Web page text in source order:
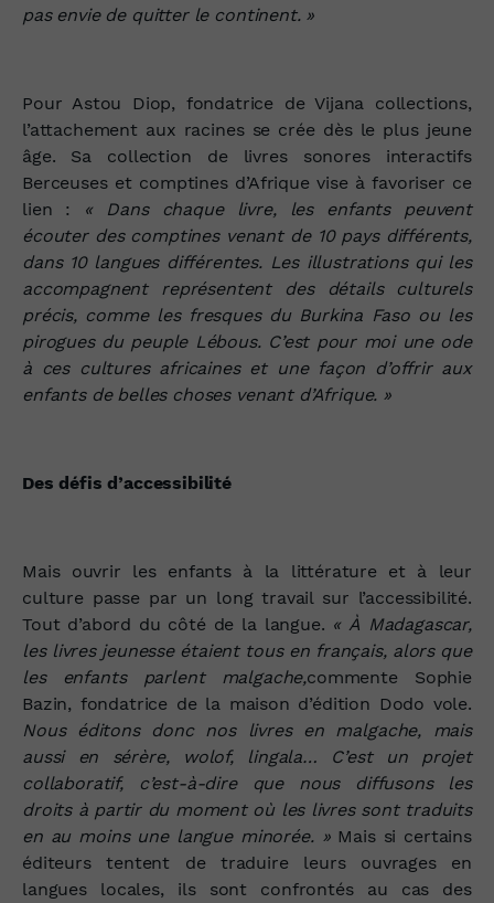
pas envie de quitter le continent. »
Pour Astou Diop, fondatrice de Vijana collections,
l’attachement aux racines se crée dès le plus jeune
âge. Sa collection de livres sonores interactifs
Berceuses et comptines d’Afrique vise à favoriser ce
lien : « Dans chaque livre, les enfants peuvent
écouter des comptines venant de 10 pays différents,
dans 10 langues différentes. Les illustrations qui les
accompagnent représentent des détails culturels
précis, comme les fresques du Burkina Faso ou les
pirogues du peuple Lébous. C’est pour moi une ode
à ces cultures africaines et une façon d’offrir aux
enfants de belles choses venant d’Afrique. »
Des défis d’accessibilité
Mais ouvrir les enfants à la littérature et à leur
culture passe par un long travail sur l’accessibilité.
Tout d’abord du côté de la langue. « À Madagascar,
les livres jeunesse étaient tous en français, alors que
les enfants parlent malgache,commente Sophie
Bazin, fondatrice de la maison d’édition Dodo vole.
Nous éditons donc nos livres en malgache, mais
aussi en sérère, wolof, lingala… C’est un projet
collaboratif, c’est‑à‑dire que nous diffusons les
droits à partir du moment où les livres sont traduits
en au moins une langue minorée. » Mais si certains
éditeurs tentent de traduire leurs ouvrages en
langues locales, ils sont confrontés au cas des